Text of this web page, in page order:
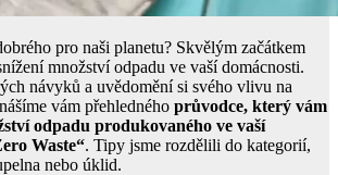
pro naši planetu? Skvělým začátkem
množství odpadu ve vaší domácnosti.
návyků a uvědomění si svého vlivu na
vám přehledného průvodce, který vám
odpadu produkovaného ve vaší
Waste“. Tipy jsme rozdělili do kategorií,
nebo úklid.